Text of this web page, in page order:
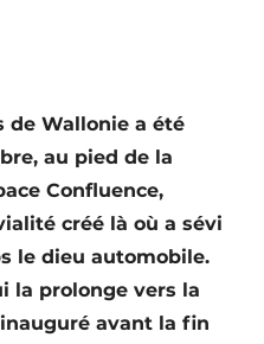
de Wallonie a été
au pied de la
Confluence,
créé là où a sévi
le dieu automobile.
la prolonge vers la
avant la fin